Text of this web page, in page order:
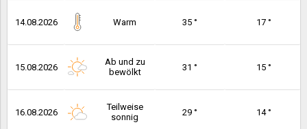
14.08.2026 Warm 35 ° 17 °
15.08.2026
Ab und zu
bewölkt
31 ° 15 °
16.08.2026
Teilweise
sonnig
29 ° 14 °